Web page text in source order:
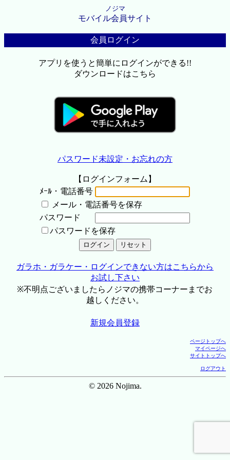
ノジマ
モバイル会員サイト
会員ログイン
アプリを使うと簡単にログインができる!!
ダウンロードはこちら
パスワード未設定・お忘れの方
【ログインフォーム】
ﾒｰﾙ・電話番号
メール・電話番号を保存
パスワード
パスワードを保存
ガラホ・ガラケー・ログインできない方はこちらから
お試し下さい
※不明点ございましたらノジマの携帯コーナーまでお
越しください。
新規会員登録
ページトップへ
マイページへ
サイトトップへ
ログアウト
© 2026 Nojima.